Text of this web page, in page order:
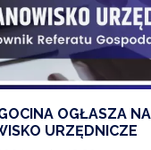
OGŁASZA
URZĘDNICZE